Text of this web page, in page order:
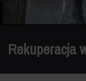
Rekuperacja